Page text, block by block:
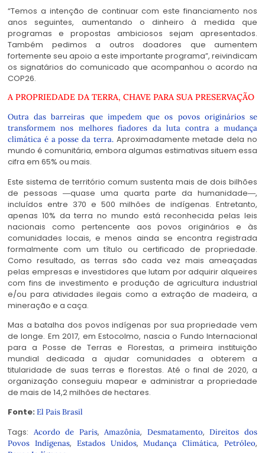
“Temos a intenção de continuar com este financiamento nos
anos seguintes, aumentando o dinheiro à medida que
programas e propostas ambiciosos sejam apresentados.
Também pedimos a outros doadores que aumentem
fortemente seu apoio a este importante programa”, reivindicam
os signatários do comunicado que acompanhou o acordo na
COP26.
A PROPRIEDADE DA TERRA, CHAVE PARA SUA PRESERVAÇÃO
Outra das barreiras que impedem que os povos originários se
transformem nos melhores fiadores da luta contra a mudança
climática é a posse da terra.Aproximadamente metade dela no
mundo é comunitária, embora algumas estimativas situem essa
cifra em 65% ou mais.
Este sistema de território comum sustenta mais de dois bilhões
de pessoas ―quase uma quarta parte da humanidade―,
incluídos entre 370 e 500 milhões de indígenas. Entretanto,
apenas 10% da terra no mundo está reconhecida pelas leis
nacionais como pertencente aos povos originários e às
comunidades locais, e menos ainda se encontra registrada
formalmente com um título ou certificado de propriedade.
Como resultado, as terras são cada vez mais ameaçadas
pelas empresas e investidores que lutam por adquirir alqueires
com fins de investimento e produção de agricultura industrial
e/ou para atividades ilegais como a extração de madeira, a
mineração e a caça.
Mas a batalha dos povos indígenas por sua propriedade vem
de longe. Em 2017, em Estocolmo, nascia o Fundo Internacional
para a Posse de Terras e Florestas, a primeira instituição
mundial dedicada a ajudar comunidades a obterem a
titularidade de suas terras e florestas. Até o final de 2020, a
organização conseguiu mapear e administrar a propriedade
de mais de 14,2 milhões de hectares.
Fonte: El Pais Brasil
Tags: Acordo de Paris,Amazônia, Desmatamento,Direitos dos
Povos Indígenas, Estados Unidos,Mudança Climática,Petróleo,